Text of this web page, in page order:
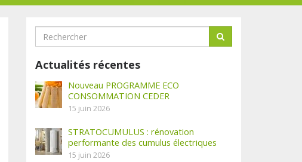
Actualités récentes
Nouveau PROGRAMME ECO
CONSOMMATION CEDER
15 juin 2026
STRATOCUMULUS : rénovation
performante des cumulus électriques
15 juin 2026